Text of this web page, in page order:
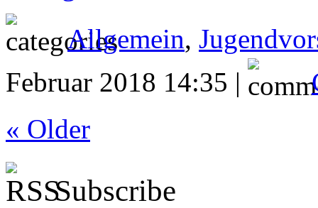
Allgemein,
Februar 2018 14:35 |
« Older
Subscribe